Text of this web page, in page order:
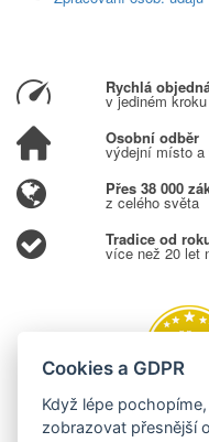
Rychlá
v jediném kroku
Osobní odběr
výdejní místo
Přes 38 000
z celého světa
Tradice od
více než 20 let
Cookies a GDPR
Když lépe
zobrazovat přesnější